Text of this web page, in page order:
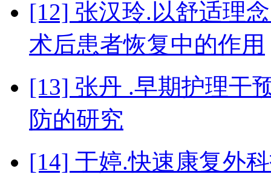
[12] 张汉玲.以舒适理
术后患者恢复中的作用
[13] 张丹 .早期护理干
防的研究
[14] 于婷.快速康复外